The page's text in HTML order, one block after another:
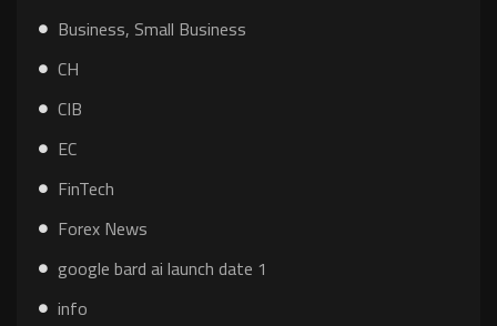
Business, Small Business
CH
CIB
EC
FinTech
Forex News
google bard ai launch date 1
info